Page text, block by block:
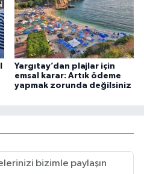
Yargıtay’dan plajlar için
emsal karar: Artık ödeme
yapmak zorunda değilsiniz